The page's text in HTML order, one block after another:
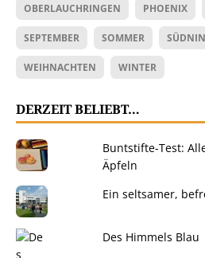
OBERLAUCHRINGEN PHOENIX
SEPTEMBER SOMMER
WEIHNACHTEN WINTER
DERZEIT BELIEBT…
Buntstifte-Test:
Äpfeln
Ein seltsamer,
Des Himmels Blau